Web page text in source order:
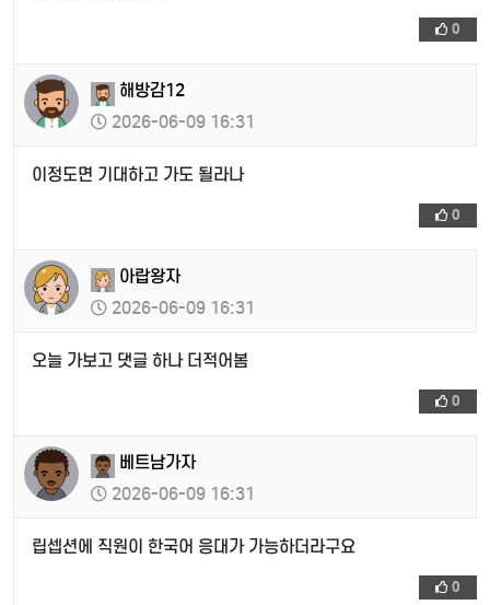
0
해방감12
2026-06-09 16:31
이정도면 기대하고 가도 될라나
0
아랍왕자
2026-06-09 16:31
오늘 가보고 댓글 하나 더적어봄
0
베트남가자
2026-06-09 16:31
립셉션에 직원이 한국어 응대가 가능하더라구요
0